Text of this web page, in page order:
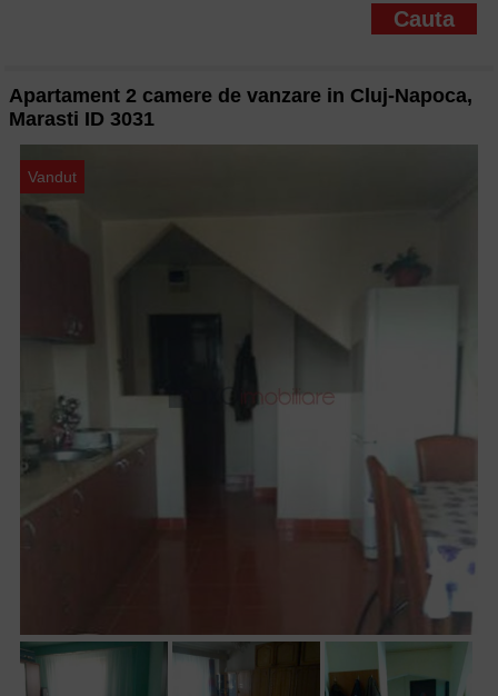
Apartament 2 camere de vanzare in Cluj-Napoca,
Marasti ID 3031
Vandut